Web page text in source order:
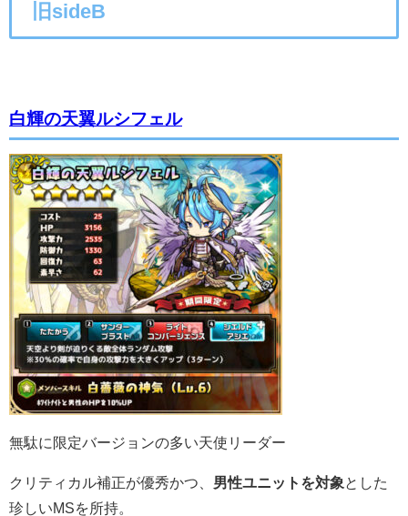
旧sideB
白輝の天翼ルシフェル
無駄に限定バージョンの多い天使リーダー
クリティカル補正が優秀かつ、 男性ユニットを対象 とした
珍しいMSを所持。